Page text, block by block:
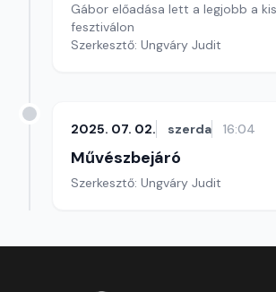
Gábor előadása lett a legjobb a
fesztiválon
Szerkesztő: Ungváry Judit
2025. 07. 02. szerda 16:04
Művészbejáró
Szerkesztő: Ungváry Judit